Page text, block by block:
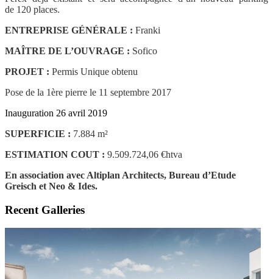
de 120 places.
ENTREPRISE GÉNÉRALE : Franki
MAÎTRE DE L’OUVRAGE : Sofico
PROJET : Permis Unique obtenu
Pose de la 1ère pierre le 11 septembre 2017
Inauguration 26 avril 2019
SUPERFICIE : 7.884 m²
ESTIMATION COUT : 9.509.724,06 €htva
En association avec Altiplan Architects, Bureau d’Etude
Greisch et Neo & Ides.
Recent Galleries